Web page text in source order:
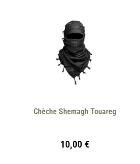
Chèche Shemagh Touareg
10,00 €